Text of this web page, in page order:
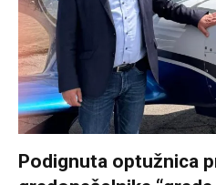
Podignuta optužnica